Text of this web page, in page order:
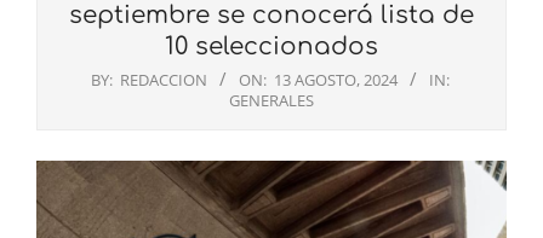
septiembre se conocerá lista de
10 seleccionados
BY: REDACCION ON: 13 AGOSTO, 2024
IN:
GENERALES